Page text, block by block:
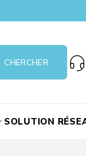
SOLUTION